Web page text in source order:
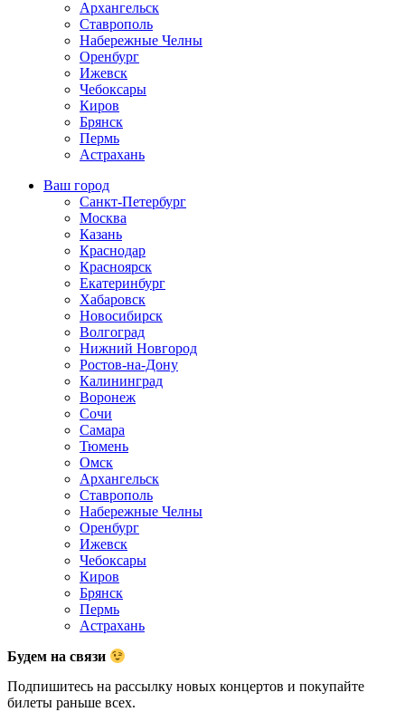
Архангельск
Ставрополь
Набережные Челны
Оренбург
Ижевск
Чебоксары
Киров
Брянск
Пермь
Астрахань
Ваш город
Санкт-Петербург
Москва
Казань
Краснодар
Красноярск
Екатеринбург
Хабаровск
Новосибирск
Волгоград
Нижний Новгород
Ростов-на-Дону
Калининград
Воронеж
Сочи
Самара
Тюмень
Омск
Архангельск
Ставрополь
Набережные Челны
Оренбург
Ижевск
Чебоксары
Киров
Брянск
Пермь
Астрахань
Будем на связи
Подпишитесь на рассылку новых концертов и покупайте
билеты раньше всех.